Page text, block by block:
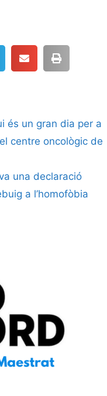
és un gran dia per a
centre oncològic de
una declaració
a l’homofòbia